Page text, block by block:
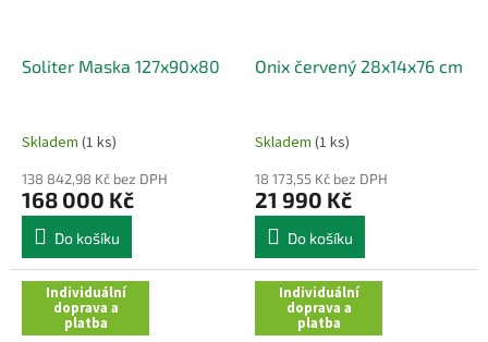
Soliter Maska 127x90x80
Skladem (1 ks)
138 842,98 Kč bez DPH
168 000 Kč
Do košíku
Onix červený 28x14x76 cm
Skladem (1 ks)
18 173,55 Kč bez DPH
21 990 Kč
Do košíku
Individuální
doprava a
platba
Individuální
doprava a
platba